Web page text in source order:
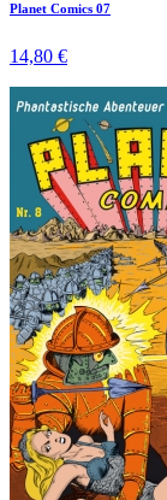
Planet Comics 07
14,80 €